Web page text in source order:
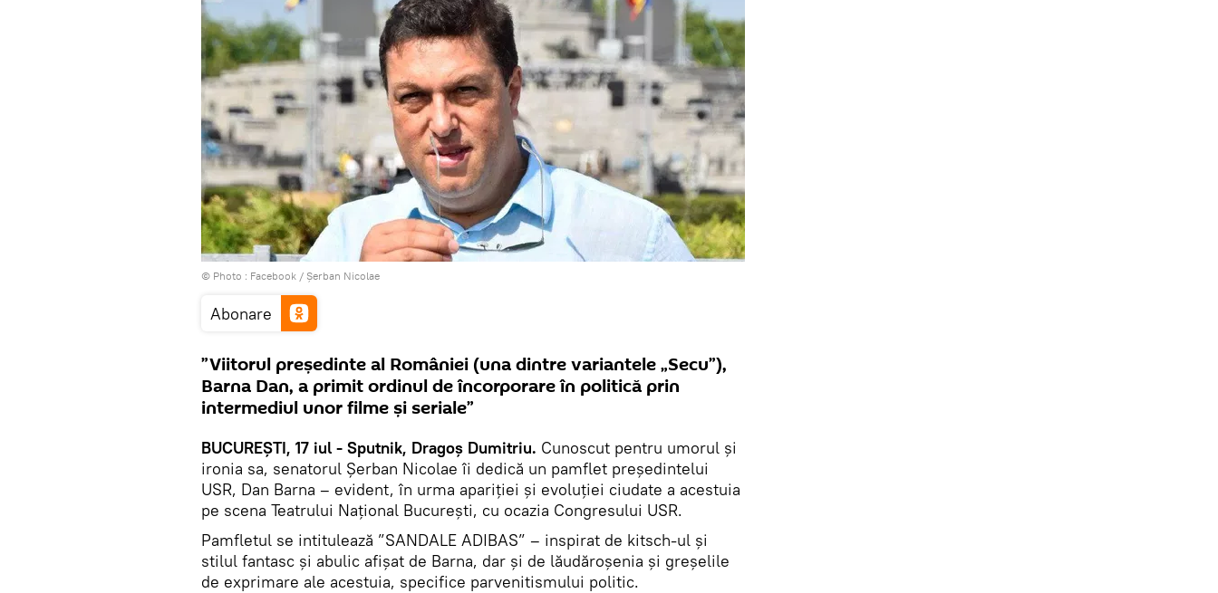
© Photo : Facebook / Șerban Nicolae
Abonare
”Viitorul președinte al României (una dintre variantele „Secu”),
Barna Dan, a primit ordinul de încorporare în politică prin
intermediul unor filme și seriale”
BUCUREȘTI, 17 iul - Sputnik, Dragoș Dumitriu. Cunoscut pentru umorul și
ironia sa, senatorul Șerban Nicolae îi dedică un pamflet președintelui
USR, Dan Barna – evident, în urma apariției și evoluției ciudate a acestuia
pe scena Teatrului Național București, cu ocazia Congresului USR.
Pamfletul se intitulează ”SANDALE ADIBAS” – inspirat de kitsch-ul și
stilul fantasc și abulic afișat de Barna, dar și de lăudăroșenia și greșelile
de exprimare ale acestuia, specifice parvenitismului politic.